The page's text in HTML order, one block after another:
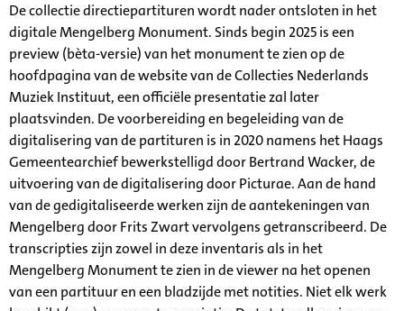
De collectie directiepartituren wordt nader ontsloten in het
digitale Mengelberg Monument. Sinds begin 2025 is een
preview (bèta-versie) van het monument te zien op de
hoofdpagina van de website van de Collecties Nederlands
Muziek Instituut, een officiële presentatie zal later
plaatsvinden. De voorbereiding en begeleiding van de
digitalisering van de partituren is in 2020 namens het Haags
Gemeentearchief bewerkstelligd door Bertrand Wacker, de
uitvoering van de digitalisering door Picturae. Aan de hand
van de gedigitaliseerde werken zijn de aantekeningen van
Mengelberg door Frits Zwart vervolgens getranscribeerd. De
transcripties zijn zowel in deze inventaris als in het
Mengelberg Monument te zien in de viewer na het openen
van een partituur en een bladzijde met notities. Niet elk werk